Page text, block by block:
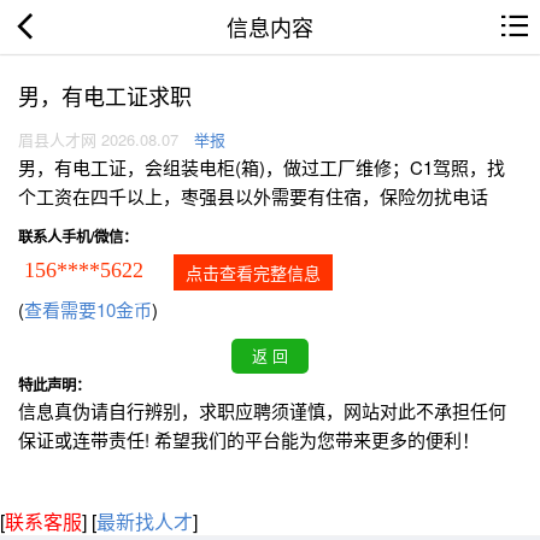
信息内容
男，有电工证求职
眉县人才网 2026.08.07 举报
男，有电工证，会组装电柜(箱)，做过工厂维修；C1驾照，找
个工资在四千以上，枣强县以外需要有住宿，保险勿扰电话
联系人手机/微信：
156****5622 点击查看完整信息
(查看需要10金币)
特此声明：
信息真伪请自行辨别，求职应聘须谨慎，网站对此不承担任何
保证或连带责任! 希望我们的平台能为您带来更多的便利！
[联系客服] [最新找人才]